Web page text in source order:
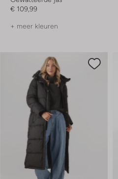
€ 109,99
+ meer kleuren